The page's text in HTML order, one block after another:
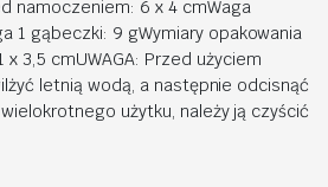
namoczeniem: 6 x 4 cmWaga
1 gąbeczki: 9 gWymiary opakowania
3,5 cmUWAGA: Przed użyciem
letnią wodą, a następnie odcisnąć
użytku, należy ją czyścić